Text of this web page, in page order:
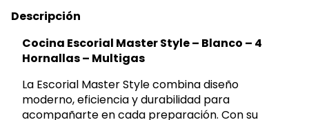
Descripción
Cocina Escorial Master Style – Blanco – 4
Hornallas – Multigas
La Escorial Master Style combina diseño
moderno, eficiencia y durabilidad para
acompañarte en cada preparación. Con su